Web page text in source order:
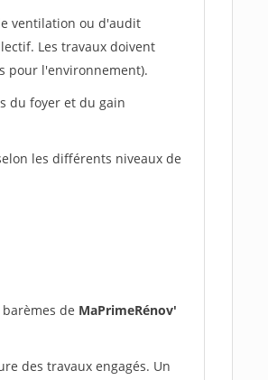
ventilation ou d'audit
Les travaux doivent
pour l'environnement).
du foyer et du gain
les différents niveaux de
de MaPrimeRénov'
des travaux engagés. Un